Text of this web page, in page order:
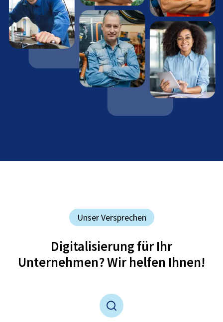
Unser Versprechen
Digitalisierung für Ihr
Unternehmen? Wir helfen Ihnen!